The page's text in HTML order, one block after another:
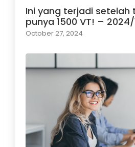
Ini yang terjadi setelah
punya 1500 VT! –
October 27, 2024